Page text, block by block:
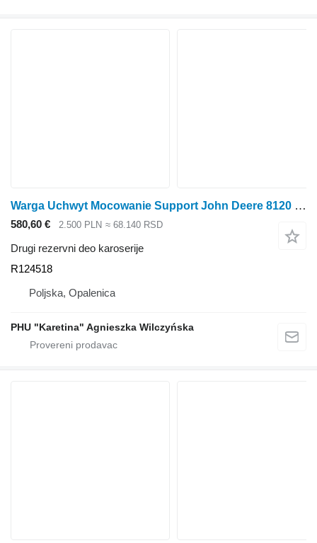
Warga Uchwyt Mocowanie Support John Deere 8120 8220 8320 8420 8520 Nosach za drzhach za usne R124518 za John Deere 8120, 8220, 8320, 8420, 8520 traktora točkaša
580,60 € 2.500 PLN ≈ 68.140 RSD
Drugi rezervni deo karoserije
R124518
Poljska, Opalenica
PHU "Karetina" Agnieszka Wilczyńska